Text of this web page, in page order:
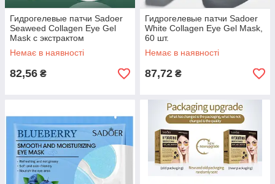
Гидрогелевые патчи Sadoer
Seaweed Collagen Eye Gel
Mask с экстрактом
водорослей и коллагеном, 60
шт.
Немає в наявності
82,56 ₴
Гидрогелевые патчи Sadoer
White Collagen Eye Gel Mask,
60 шт.
Немає в наявності
87,72 ₴